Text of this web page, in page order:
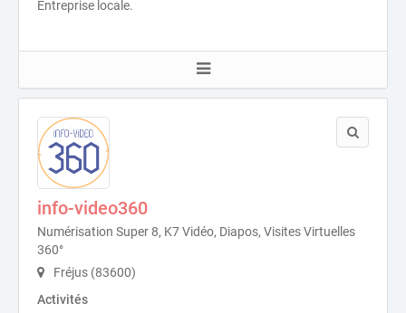
Entreprise locale.
info-video360
Numérisation Super 8, K7 Vidéo, Diapos, Visites Virtuelles
360°
Fréjus (83600)
Activités